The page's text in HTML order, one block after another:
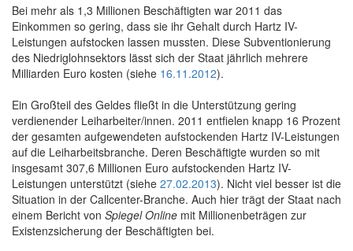
Bei mehr als 1,3 Millionen Beschäftigten war 2011 das
Einkommen so gering, dass sie ihr Gehalt durch Hartz IV-
Leistungen aufstocken lassen mussten. Diese Subventionierung
des Niedriglohnsektors lässt sich der Staat jährlich mehrere
Milliarden Euro kosten (siehe 16.11.2012).
Ein Großteil des Geldes fließt in die Unterstützung gering
verdienender Leiharbeiter/innen. 2011 entfielen knapp 16 Prozent
der gesamten aufgewendeten aufstockenden Hartz IV-Leistungen
auf die Leiharbeitsbranche. Deren Beschäftigte wurden so mit
insgesamt 307,6 Millionen Euro aufstockenden Hartz IV-
Leistungen unterstützt (siehe 27.02.2013). Nicht viel besser ist die
Situation in der Callcenter-Branche. Auch hier trägt der Staat nach
einem Bericht von Spiegel Online mit Millionenbeträgen zur
Existenzsicherung der Beschäftigten bei.